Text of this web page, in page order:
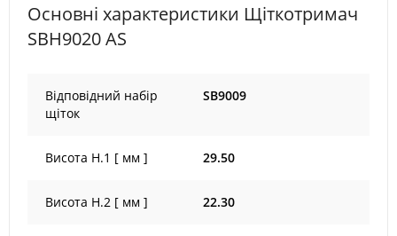
Основні характеристики Щіткотримач
SBH9020 AS
Відповідний набір
щіток
SB9009
Висота H.1 [ мм ] 29.50
Висота H.2 [ мм ] 22.30